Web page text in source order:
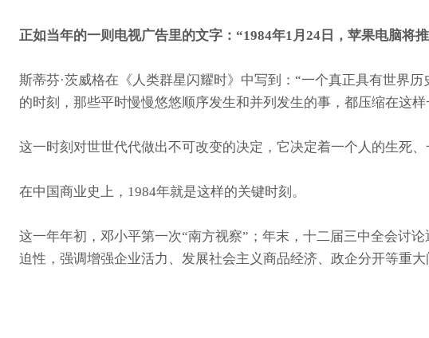
正如当年的一则电视广告里的文字：“1984年1月24日，苹果电脑将
斯蒂芬·茨威格在《人类群星闪耀时》中写到：“一个真正具有世
的时刻，那些平时慢慢悠悠顺序发生和并列发生的事，都压缩在这样
这一时刻对世世代代做出不可改变的决定，它决定着一个人的生死
在中国商业史上，1984年就是这样的关键时刻。
这一年年初，邓小平第一次“南方视察”；年末，十二届三中全会讨
迫性，强调增强企业活力、发展社会主义商品经济、政企分开等重大